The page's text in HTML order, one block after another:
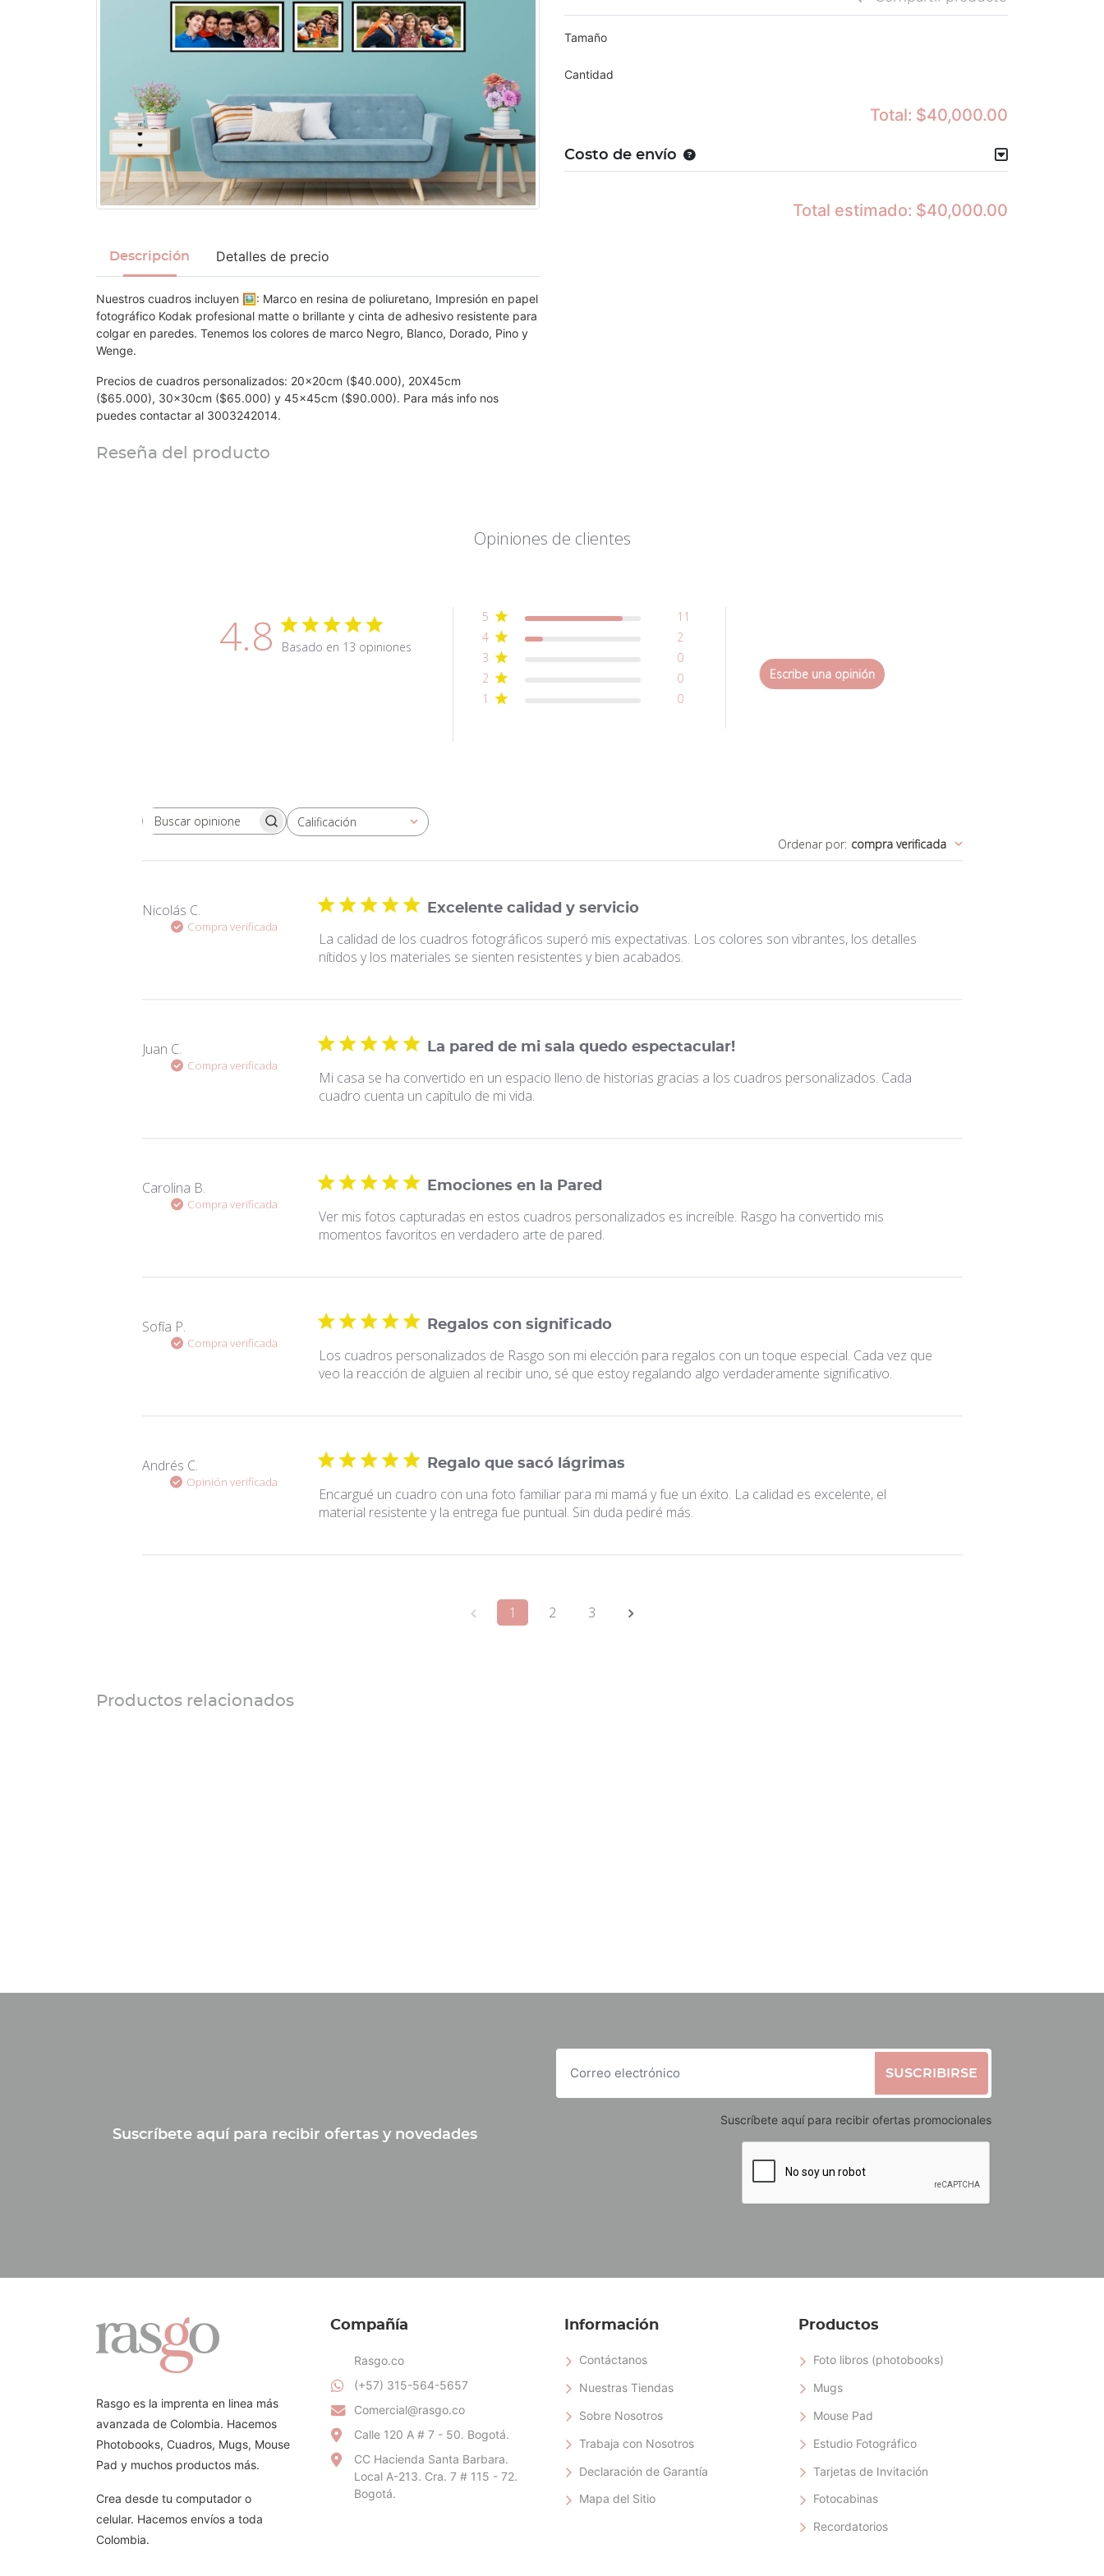
Descripción Detalles de precio
Nuestros cuadros incluyen 🖼: Marco en resina de poliuretano, Impresión en papel
fotográfico Kodak profesional matte o brillante y cinta de adhesivo resistente para
colgar en paredes. Tenemos los colores de marco Negro, Blanco, Dorado, Pino y
Wenge.
Precios de cuadros personalizados: 20x20cm ($40.000), 20X45cm
($65.000), 30x30cm ($65.000) y 45x45cm ($90.000). Para más info nos
puedes contactar al 3003242014.
Tamaño
Cantidad
Total: $40,000.00
Costo de envío
Total estimado: $40,000.00
Reseña del producto
Opiniones de clientes
4.8 Basado en 13 opiniones
5
11
4
2
3
0
2
0
1
0
Escribe una opinión
Buscar opinionesCalificación
Todas las clasificaciones
Ordenar por: compra verificada
Nicolás C.
Compra verificada
Excelente calidad y servicio
La calidad de los cuadros fotográficos superó mis expectativas. Los colores son vibrantes, los detalles
nítidos y los materiales se sienten resistentes y bien acabados.
Juan C.
Compra verificada
La pared de mi sala quedo espectacular!
Mi casa se ha convertido en un espacio lleno de historias gracias a los cuadros personalizados. Cada
cuadro cuenta un capítulo de mi vida.
Carolina B.
Compra verificada
Emociones en la Pared
Ver mis fotos capturadas en estos cuadros personalizados es increíble. Rasgo ha convertido mis
momentos favoritos en verdadero arte de pared.
Sofía P.
Compra verificada
Regalos con significado
Los cuadros personalizados de Rasgo son mi elección para regalos con un toque especial. Cada vez que
veo la reacción de alguien al recibir uno, sé que estoy regalando algo verdaderamente significativo.
Andrés C.
Opinión verificada
Regalo que sacó lágrimas
Encargué un cuadro con una foto familiar para mi mamá y fue un éxito. La calidad es excelente, el
material resistente y la entrega fue puntual. Sin duda pediré más.
1 2 3
Productos relacionados
Suscríbete aquí para recibir ofertas y novedades
SUSCRIBIRSE
Suscríbete aquí para recibir ofertas promocionales
Rasgo es la imprenta en linea más
avanzada de Colombia. Hacemos
Photobooks, Cuadros, Mugs, Mouse
Pad y muchos productos más.
Crea desde tu computador o
celular. Hacemos envíos a toda
Colombia.
Compañía
Rasgo.co
(+57) 315-564-5657
Comercial@rasgo.co
Calle 120 A # 7 - 50. Bogotá.
CC Hacienda Santa Barbara.
Local A-213. Cra. 7 # 115 - 72.
Bogotá.
Información
Contáctanos
Nuestras Tiendas
Sobre Nosotros
Trabaja con Nosotros
Declaración de Garantía
Mapa del Sitio
Productos
Foto libros (photobooks)
Mugs
Mouse Pad
Estudio Fotográfico
Tarjetas de Invitación
Fotocabinas
Recordatorios